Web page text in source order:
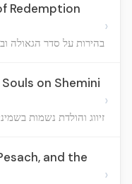
Redemption
בהירות על סדר הגאולה
›
on Shemini
זיווג והולדת נשמות
›
and the
›